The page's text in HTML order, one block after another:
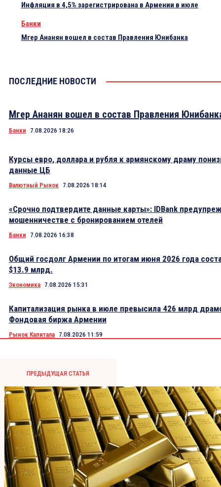
Инфляция в 4,5% зарегистрирована в Армении в июле
Банки
Мгер Ананян вошел в состав Правления Юнибанка
ПОСЛЕДНИЕ НОВОСТИ
Мгер Ананян вошел в состав Правления
Банки 7.08.2026 18:26
Курсы евро, доллара и рубля к армянскому драму
данные ЦБ
Валютный Рынок 7.08.2026 18:14
«Срочно подтвердите данные карты»: IDBank
мошенничестве с бронированием отелей
Банки 7.08.2026 16:38
Общий госдолг Армении по итогам июня 2026 года
$13.9 млрд.
Экономика 7.08.2026 15:31
Капитализация рынка в июле превысила 426 млрд
Фондовая биржа Армении
Рынок Капитала 7.08.2026 11:59
ПРЕДЫДУЩАЯ СТАТЬЯ